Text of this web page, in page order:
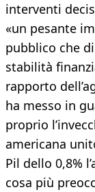
interventi
«un pesante
pubblico che
stabilità
rapporto
ha messo in
proprio
americana
Pil dello 0,8%
cosa più